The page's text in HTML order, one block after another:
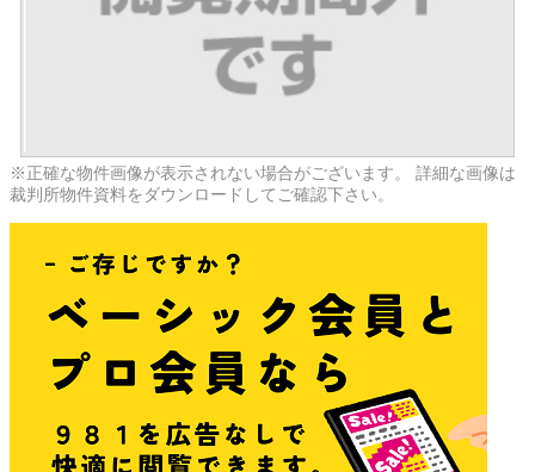
※正確な物件画像が表示されない場合がございます。 詳細な画像は
裁判所物件資料をダウンロードしてご確認下さい。